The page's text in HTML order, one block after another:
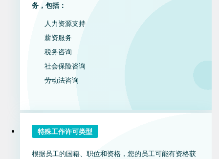
务，包括：
人力资源支持
薪资服务
税务咨询
社会保险咨询
劳动法咨询
特殊工作许可类型
根据员工的国籍、职位和资格，您的员工可能有资格获